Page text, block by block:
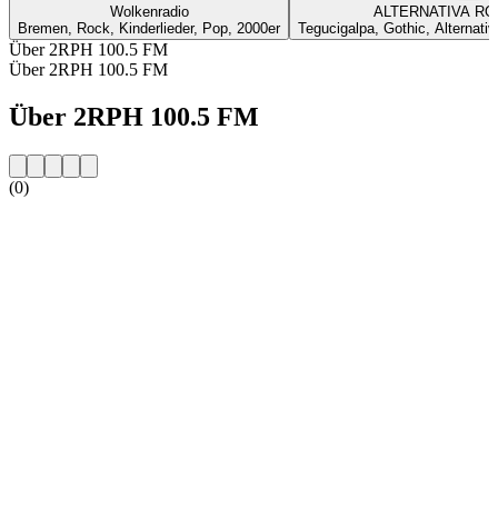
Wolkenradio
Bremen, Rock, Kinderlieder, Pop, 2000er
ALTERNATIVA
Tegucigalpa, Gothic,
Über 2RPH 100.5 FM
Über 2RPH 100.5 FM
Über 2RPH 100.5 FM
(0)